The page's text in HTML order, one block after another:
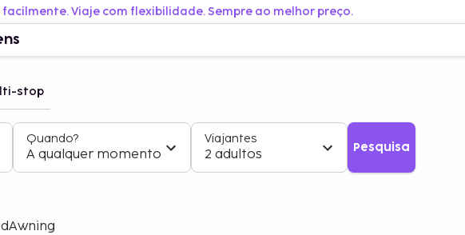
facilmente. Viaje com flexibilidade. Sempre ao melhor preço.
stop
Quando?
A qualquer momento
Viajantes
2 adultos Pesquisa